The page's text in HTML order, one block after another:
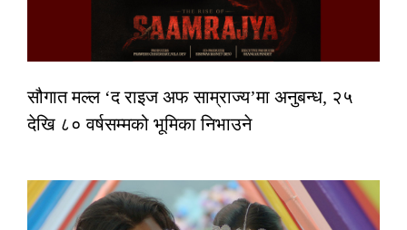
सौगात मल्ल ‘द राइज अफ साम्राज्य’मा अनुबन्ध, २५
देखि ८० वर्षसम्मको भूमिका निभाउने